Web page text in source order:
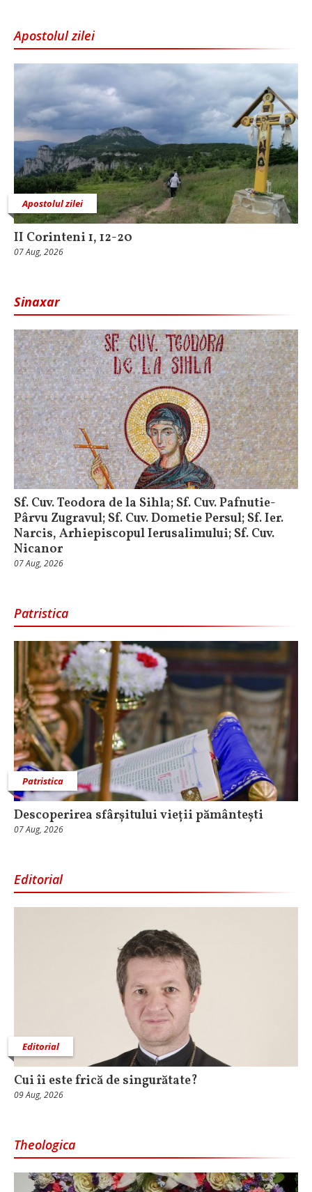
Apostolul zilei
Apostolul zilei
II Corinteni 1, 12-20
07 Aug, 2026
Sinaxar
Sf. Cuv. Teodora de la Sihla; Sf. Cuv. Pafnutie-
Pârvu Zugravul; Sf. Cuv. Dometie Persul; Sf. Ier.
Narcis, Arhiepiscopul Ierusalimului; Sf. Cuv.
Nicanor
07 Aug, 2026
Patristica
Patristica
Descoperirea sfârșitului vieții pământești
07 Aug, 2026
Editorial
Editorial
Cui îi este frică de singurătate?
09 Aug, 2026
Theologica